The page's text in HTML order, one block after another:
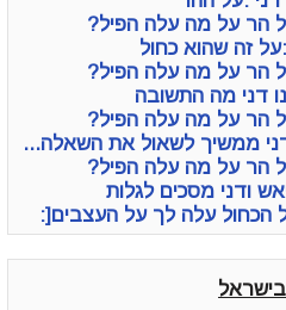
הר על מה עלה הפיל?
זה שהוא כחול
הר על מה עלה הפיל?
דני מה התשובה
הר על מה עלה הפיל?
ממשיך לשאול את השאלה...
הר על מה עלה הפיל?
ודני מסכים לגלות
הכחול עלה לך על העצבים[: